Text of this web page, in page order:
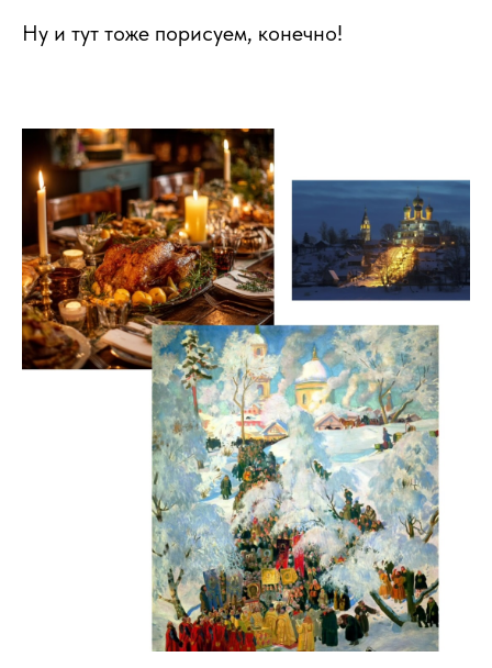
Ну и тут тоже порисуем, конечно!